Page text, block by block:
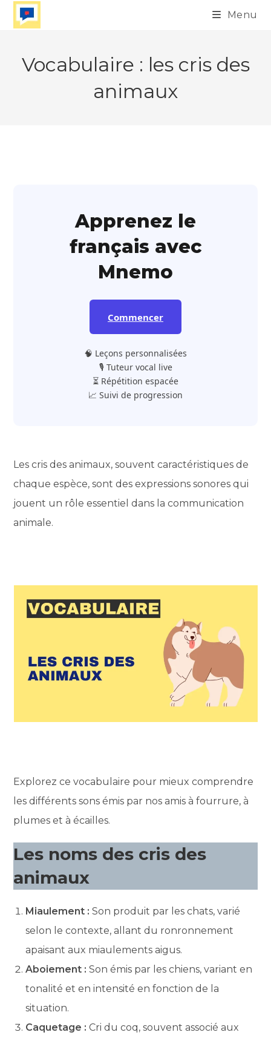
Skip
Menu
Vocabulaire : les cris des
animaux
Apprenez le
français avec
Mnemo
Commencer
🧠 Leçons personnalisées
🎙️ Tuteur vocal live
⏳ Répétition espacée
📈 Suivi de progression
Les cris des animaux, souvent caractéristiques de
chaque espèce, sont des expressions sonores qui
jouent un rôle essentiel dans la communication
animale.
Explorez ce vocabulaire pour mieux comprendre
les différents sons émis par nos amis à fourrure, à
plumes et à écailles.
Les noms des cris des
animaux
Miaulement : Son produit par les chats, varié
selon le contexte, allant du ronronnement
apaisant aux miaulements aigus.
Aboiement : Son émis par les chiens, variant en
tonalité et en intensité en fonction de la
situation.
Caquetage : Cri du coq, souvent associé aux